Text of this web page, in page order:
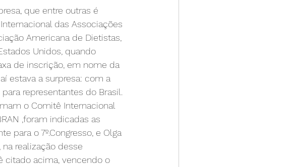
que entre outras é
das Associações
Americana de Dietistas,
Unidos, quando
de inscrição, em nome da
estava a surpresa: com a
representantes do Brasil.
o Comitê Internacional
,foram indicadas as
para o 7º.Congresso, e Olga
na realização desse
citado acima, vencendo o